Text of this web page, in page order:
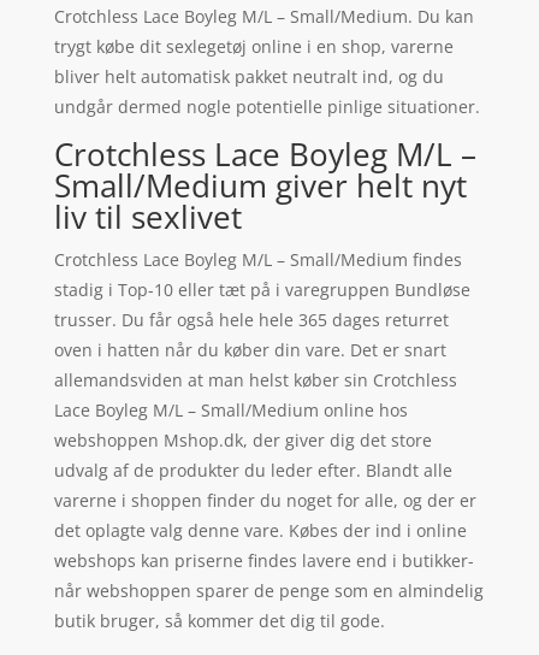
Crotchless Lace Boyleg M/L – Small/Medium. Du kan
trygt købe dit sexlegetøj online i en shop, varerne
bliver helt automatisk pakket neutralt ind, og du
undgår dermed nogle potentielle pinlige situationer.
Crotchless Lace Boyleg M/L –
Small/Medium giver helt nyt
liv til sexlivet
Crotchless Lace Boyleg M/L – Small/Medium findes
stadig i Top-10 eller tæt på i varegruppen Bundløse
trusser. Du får også hele hele 365 dages returret
oven i hatten når du køber din vare. Det er snart
allemandsviden at man helst køber sin Crotchless
Lace Boyleg M/L – Small/Medium online hos
webshoppen Mshop.dk, der giver dig det store
udvalg af de produkter du leder efter. Blandt alle
varerne i shoppen finder du noget for alle, og der er
det oplagte valg denne vare. Købes der ind i online
webshops kan priserne findes lavere end i butikker-
når webshoppen sparer de penge som en almindelig
butik bruger, så kommer det dig til gode.